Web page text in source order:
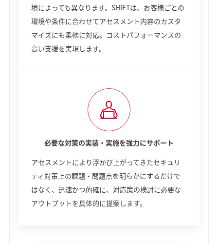
境によっても異なります。SHIFTは、お客様ごとの
環境や条件に合わせてアセスメント内容のカスタ
マイズにも柔軟に対応。コストパフォーマンスの
高い支援を実現します。
必要な対策の実装・実施を強力にサポート
アセスメントにより浮かび上がってきたセキュリ
ティ対策上の課題・問題点を明らかにするだけで
はなく、迅速かつ的確に、対応策の検討に必要な
アウトプットを具体的に提案します。